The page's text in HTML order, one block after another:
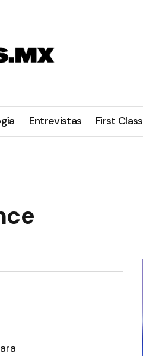
Entrevistas First Class